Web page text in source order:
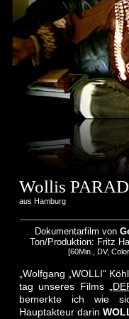
Wollis
aus Hamburg
Dokumentarfilm von
Ton/Produktion: Fritz
[60Min., DV,
„Wolfgang „WOLLI“
tag unseres Films „
bemerkte ich wie
Hauptakteur darin